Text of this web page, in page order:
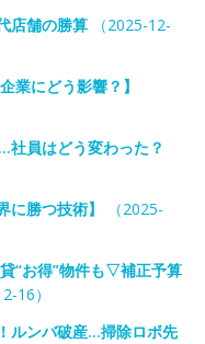
店舗の勝算（2025-12-
業にどう影響？】
員はどう変わった？
勝つ技術】
（2025-
“お得”物件も▽補正予算
16）
ルンバ破産…掃除ロボ先